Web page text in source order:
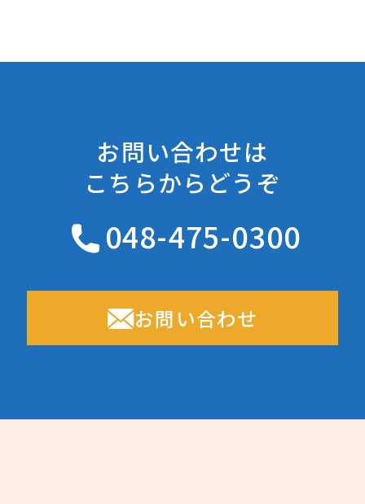
お問い合わせは
こちらからどうぞ
048-475-0300
お問い合わせ